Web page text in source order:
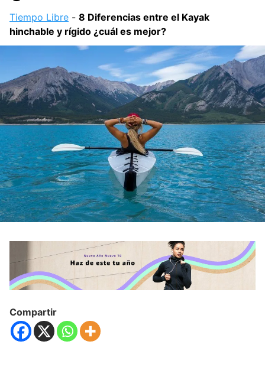
Tiempo Libre - 8 Diferencias entre el Kayak
hinchable y rígido ¿cuál es mejor?
Compartir